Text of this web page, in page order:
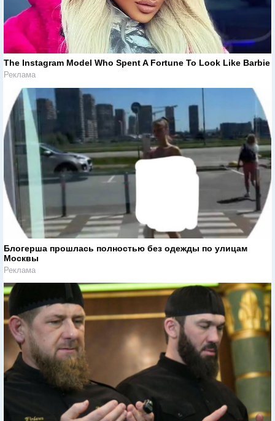
The Instagram Model Who Spent A Fortune To Look Like Barbie
Реклама
Блогерша прошлась полностью без одежды по улицам
Москвы
Реклама